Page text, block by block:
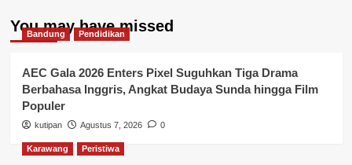
You may have missed
Bandung Pendidikan
AEC Gala 2026 Enters Pixel Suguhkan Tiga Drama
Berbahasa Inggris, Angkat Budaya Sunda hingga Film
Populer
kutipan Agustus 7, 2026 0
Karawang Peristiwa